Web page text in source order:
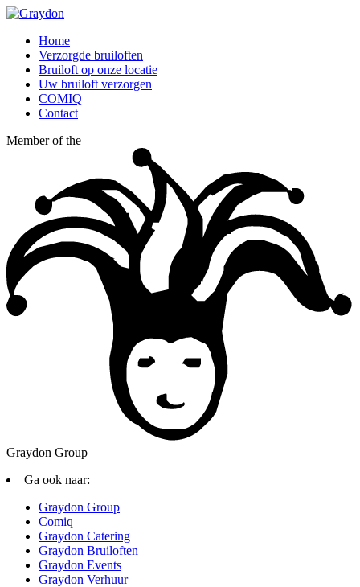
Home
Verzorgde bruiloften
Bruiloft op onze locatie
Uw bruiloft verzorgen
COMIQ
Contact
Member of the
Graydon Group
Ga ook naar:
Graydon Group
Comiq
Graydon Catering
Graydon Bruiloften
Graydon Events
Graydon Verhuur